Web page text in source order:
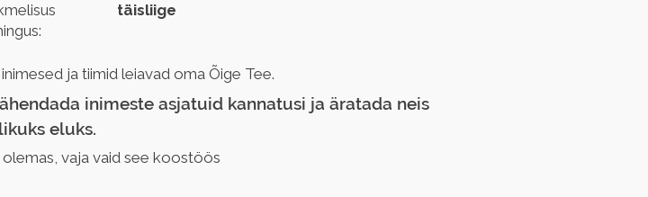
täisliige
ja tiimid leiavad oma Õige Tee.
inimeste asjatuid kannatusi ja äratada neis
eluks.
vaja vaid see koostöös